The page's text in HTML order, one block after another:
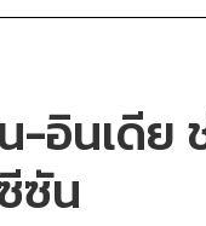
-อินเดีย
ซัน